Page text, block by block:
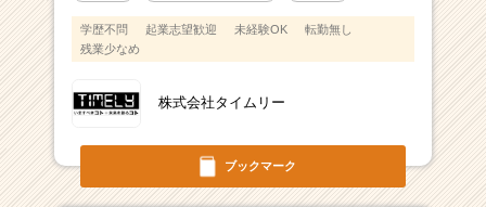
ブックマーク
学歴不問 起業志望歓迎 未経験OK
転勤無し
残業少なめ
株式会社タイムリー